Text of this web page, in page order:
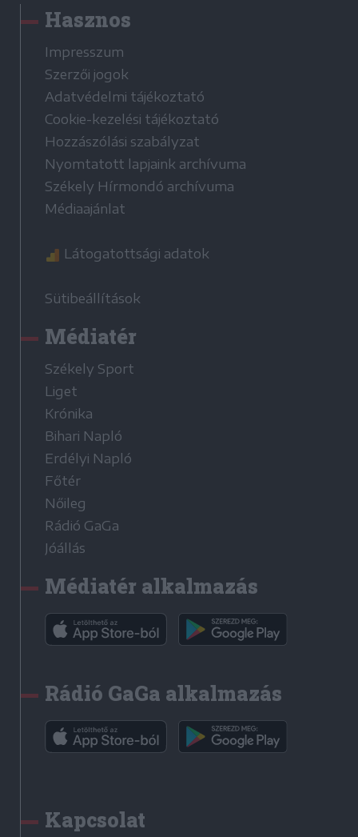
Hasznos
Impresszum
Szerzői jogok
Adatvédelmi tájékoztató
Cookie-kezelési tájékoztató
Hozzászólási szabályzat
Nyomtatott lapjaink archívuma
Székely Hírmondó archívuma
Médiaajánlat
Látogatottsági adatok
Sütibeállítások
Médiatér
Székely Sport
Liget
Krónika
Bihari Napló
Erdélyi Napló
Főtér
Nőileg
Rádió GaGa
Jóállás
Médiatér alkalmazás
Rádió GaGa alkalmazás
Kapcsolat